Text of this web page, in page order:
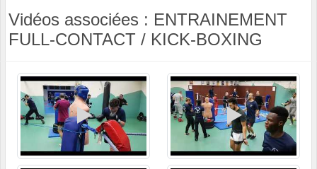
Vidéos associées : ENTRAINEMENT
FULL-CONTACT / KICK-BOXING